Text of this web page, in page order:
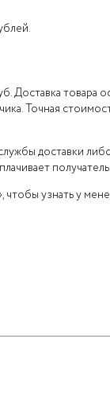
Доставка товара
Точная
доставки
получатель.
чтобы узнать у